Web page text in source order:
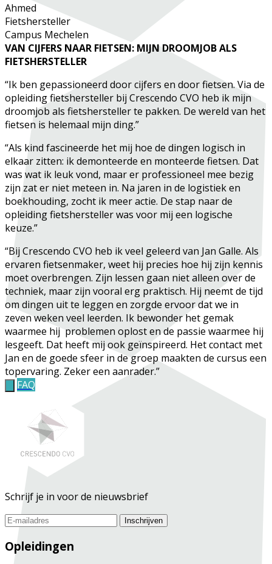
Ahmed
Fietshersteller
Campus Mechelen
VAN CIJFERS NAAR FIETSEN: MIJN DROOMJOB ALS
FIETSHERSTELLER
“Ik ben gepassioneerd door cijfers en door fietsen. Via de
opleiding fietshersteller bij Crescendo CVO heb ik mijn
droomjob als fietshersteller te pakken. De wereld van het
fietsen is helemaal mijn ding.”
“Als kind fascineerde het mij hoe de dingen logisch in
elkaar zitten: ik demonteerde en monteerde fietsen. Dat
was wat ik leuk vond, maar er professioneel mee bezig
zijn zat er niet meteen in. Na jaren in de logistiek en
boekhouding, zocht ik meer actie. De stap naar de
opleiding fietshersteller was voor mij een logische
keuze.”
“Bij Crescendo CVO heb ik veel geleerd van Jan Galle. Als
ervaren fietsenmaker, weet hij precies hoe hij zijn kennis
moet overbrengen. Zijn lessen gaan niet alleen over de
techniek, maar zijn vooral erg praktisch. Hij neemt de tijd
om dingen uit te leggen en zorgde ervoor dat we in
zeven weken veel leerden. Ik bewonder het gemak
waarmee hij problemen oplost en de passie waarmee hij
lesgeeft. Dat heeft mij ook geïnspireerd. Het contact met
Jan en de goede sfeer in de groep maakten de cursus een
topervaring. Zeker een aanrader.”
FAQ
Schrijf je in voor de nieuwsbrief
Inschrijven
Opleidingen